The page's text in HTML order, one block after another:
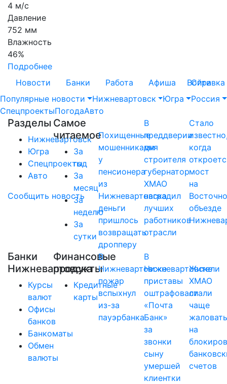
4 м/с
Давление
752 мм
Влажность
46%
Подробнее
Новости Банки Работа Афиша Справка
Войти
Популярные новости
Нижневартовск Югра
Россия
СпецпроектыПогодаАвто
Разделы
Нижневартовск
Югра
Спецпроекты
Авто
Сообщить новость
Самое
читаемое
За
год
За
месяц
За
неделю
За
сутки
Похищенные
мошенниками
у
пенсионера
из
Нижневартовска
деньги
пришлось
возвращать
дропперу
В
преддверии
дня
строителя
губернатор
ХМАО
наградил
лучших
работников
отрасли
Стало
когда
мост
на
объезде
Банки
Нижневартовска
Курсы
валют
Офисы
банков
Банкоматы
Обмен
валюты
Финансовые
продукты
Кредитные
карты
В
Нижневартовске
пожар
вспыхнул
из-за
пауэрбанка
В
Нижневартовске
приставы
оштрафовали
«Почта
Банк»
за
звонки
сыну
умершей
клиентки
Жители
ХМАО
стали
чаще
на
счетов